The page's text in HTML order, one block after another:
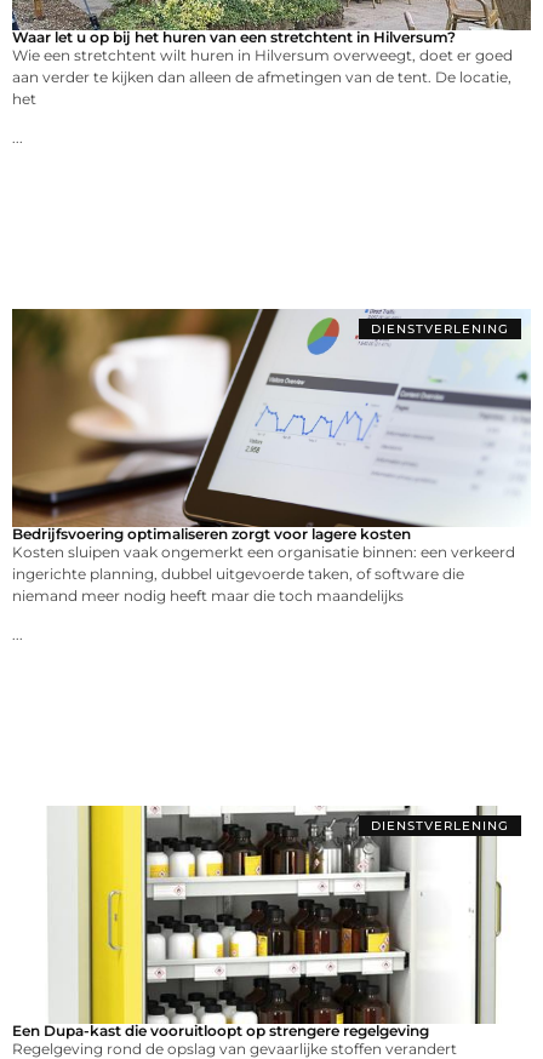
Waar let u op bij het huren van een stretchtent in Hilversum?
Wie een stretchtent wilt huren in Hilversum overweegt, doet er goed
aan verder te kijken dan alleen de afmetingen van de tent. De locatie,
het
...
DIENSTVERLENING
Bedrijfsvoering optimaliseren zorgt voor lagere kosten
Kosten sluipen vaak ongemerkt een organisatie binnen: een verkeerd
ingerichte planning, dubbel uitgevoerde taken, of software die
niemand meer nodig heeft maar die toch maandelijks
...
DIENSTVERLENING
Een Dupa-kast die vooruitloopt op strengere regelgeving
Regelgeving rond de opslag van gevaarlijke stoffen verandert